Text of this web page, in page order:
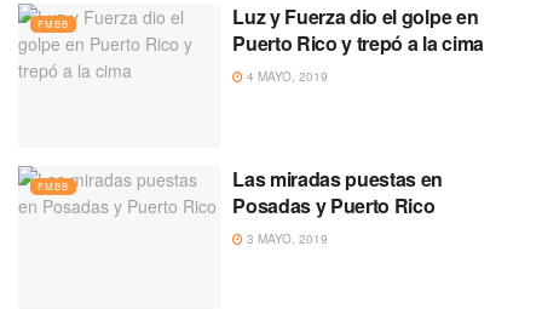
FMBB
Luz y Fuerza dio el golpe en
Puerto Rico y trepó a la cima
4 MAYO, 2019
FMBB
Las miradas puestas en
Posadas y Puerto Rico
3 MAYO, 2019